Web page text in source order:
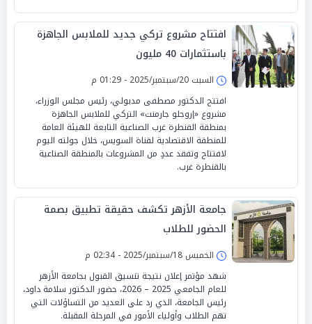
افتتاح مشروع تركي جديد للملابس الجاهزة
باستثمارات 40 مليون
السبت 20/سبتمبر/2025 - 01:29 م
افتتح الدكتور مصطفى مدبولي، رئيس مجلس الوزراء،
مشروع «إروجلو جارمنت» التركي للملابس الجاهزة
بمنطقة القنطرة غرب الصناعية التابعة للهيئة العامة
للمنطقة الاقتصادية لقناة السويس، خلال جولته اليوم
لافتتاح وتفقد عددٍ من المشروعات بالمنطقة الصناعية
بالقنطرة غرب.
جامعة الأزهر تكشف حقيقة تطبيق بصمة
الحضور للطلاب
الخميس 18/سبتمبر/2025 - 02:34 م
شهد مؤتمر إعلان نتيجة تنسيق القبول بجامعة الأزهر
للعام الجامعي 2025 – 2026، حضور الدكتور سلامة داود،
رئيس الجامعة، الذي رد على العديد من التساؤلات التي
تهم الطلاب وأولياء الأمور في المرحلة المقبلة.